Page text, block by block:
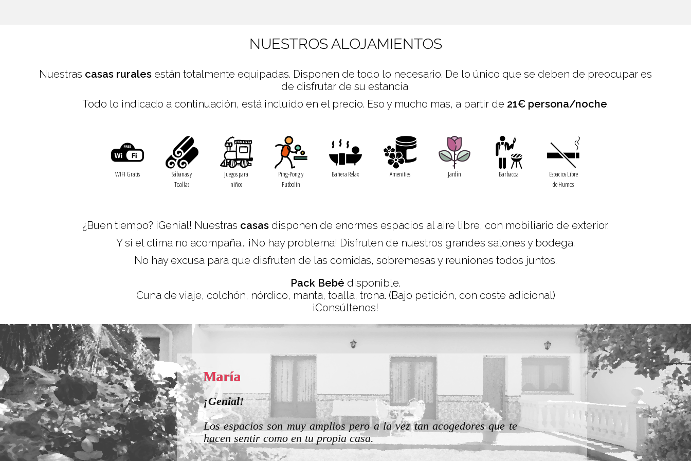
NUESTROS ALOJAMIENTOS
Nuestras casas rurales están totalmente equipadas. Disponen de todo lo necesario. De lo único que se deben de preocupar es
de disfrutar de su estancia.
Todo lo indicado a continuación, está incluido en el precio. Eso y mucho mas, a partir de 21€ persona/noche.
WIFI Gratis
Sábanas y
Toallas
Juegos para
niños
Ping-Pong y
Futbolín
Bañera Relax Amenities Jardín Barbacoa
Espacios Libre
de Humos
¿Buen tiempo? ¡Genial! Nuestras casas disponen de enormes espacios al aire libre, con mobiliario de exterior.
Y si el clima no acompaña... ¡No hay problema! Disfruten de nuestros grandes salones y bodega.
No hay excusa para que disfruten de las comidas, sobremesas y reuniones todos juntos.
Pack Bebé disponible.
Cuna de viaje, colchón, nórdico, manta, toalla, trona. (Bajo petición, con coste adicional)
¡Consúltenos!
a la vez tan acogedores que te
Jaione
Perfecta para grupos grandes
La casa está muy bien, bien equipada, grande y cómoda.
Zuriñe
¡¡¡Casa
Para
encanto!!!! Te
por resolver